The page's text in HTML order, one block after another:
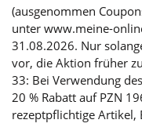
(ausgenommen
unter www.meine-
31.08.2026. Nur
vor, die Aktion früher
33: Bei Verwendung
20 % Rabatt auf PZN
rezeptpflichtige Artikel,